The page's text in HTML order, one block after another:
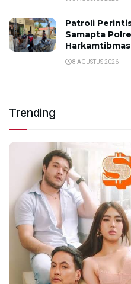
Patroli
Samapta
8 AGUSTUS 2026
Trending